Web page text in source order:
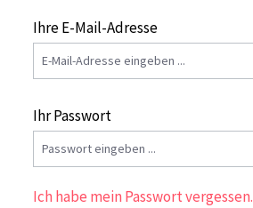
Ihre E-Mail-Adresse
Ihr Passwort
Ich habe mein Passwort vergessen.